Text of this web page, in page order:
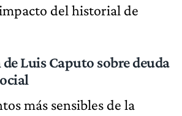
del historial de
Luis Caputo sobre deuda
más sensibles de la